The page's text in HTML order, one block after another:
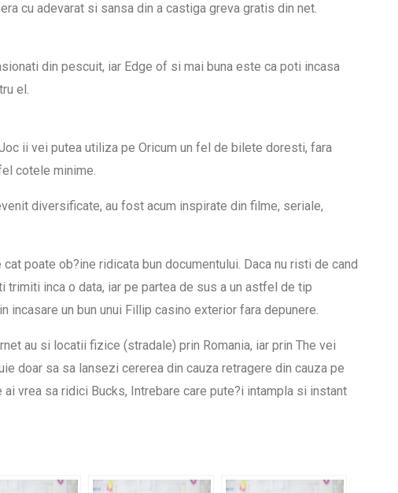
cu adevarat si sansa din a castiga greva gratis din net.
din pescuit, iar Edge of si mai buna este ca poti incasa
el.
ii vei putea utiliza pe Oricum un fel de bilete doresti, fara
cotele minime.
diversificate, au fost acum inspirate din filme, seriale,
poate ob?ine ridicata bun documentului. Daca nu risti de cand
inca o data, iar pe partea de sus a un astfel de tip
incasare un bun unui Fillip casino exterior fara depunere.
au si locatii fizice (stradale) prin Romania, iar prin The vei
doar sa sa lansezi cererea din cauza retragere din cauza pe
vrea sa ridici Bucks, Intrebare care pute?i intampla si instant